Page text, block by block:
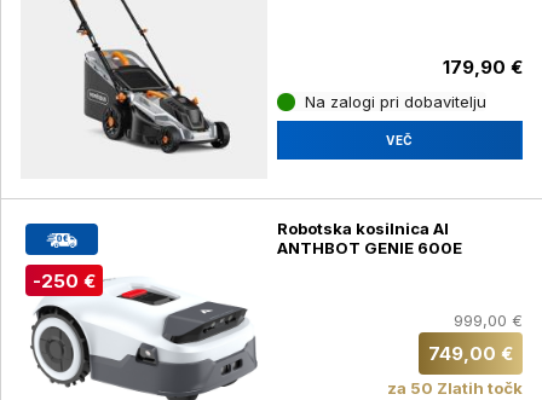
179,90 €
Na zalogi pri dobavitelju
VEČ
-250 €
Robotska kosilnica AI
ANTHBOT GENIE 600E
999,00 €
749,00 €
za 50 Zlatih točk